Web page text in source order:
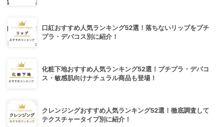
口紅おすすめ人気ランキング52選！落ちないリップをプチ
プラ・デパコス別に紹介！
化粧下地おすすめ人気ランキング52選！プチプラ・デパコ
ス・敏感肌向けナチュラル商品も登場！
クレンジングおすすめ人気ランキング52選！徹底調査して
テクスチャータイプ別に紹介！